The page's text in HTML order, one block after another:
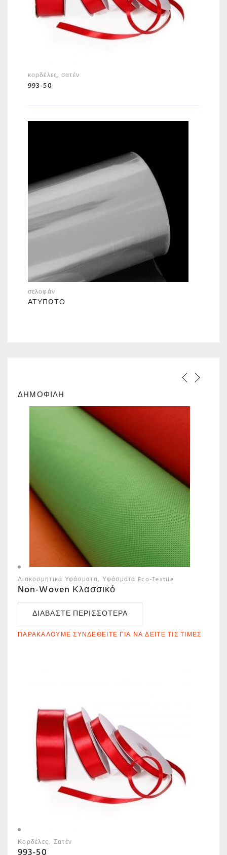
κορδέλες,σατέν
993-50
σελοφάν
ΑΤΎΠΩΤΟ
ΔΗΜΟΦΙΛΗ
Διακοσμητικά Υφάσματα Υφάσματα Eco-Textile
Non-Woven Κλασσικό
ΔΙΑΒΆΣΤΕ ΠΕΡΙΣΣΌΤΕΡΑ
ΠΑΡΑΚΑΛΟΎΜΕ ΣΥΝΔΕΘΕΊΤΕ ΓΙΑ ΝΑ ΔΕΊΤΕ ΤΙΣ ΤΙΜΈΣ
Κορδέλες Σατέν